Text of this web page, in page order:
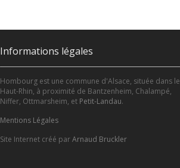
Informations légales
Hombourg est une commune d'Alsace, située dans le
Haut-Rhin, à proximité de Bantzenheim, Chalampé,
Niffer, Ottmarsheim, et Petit-Landau.
Mentions Légales
Site Internet créé parArnaud Bruckler